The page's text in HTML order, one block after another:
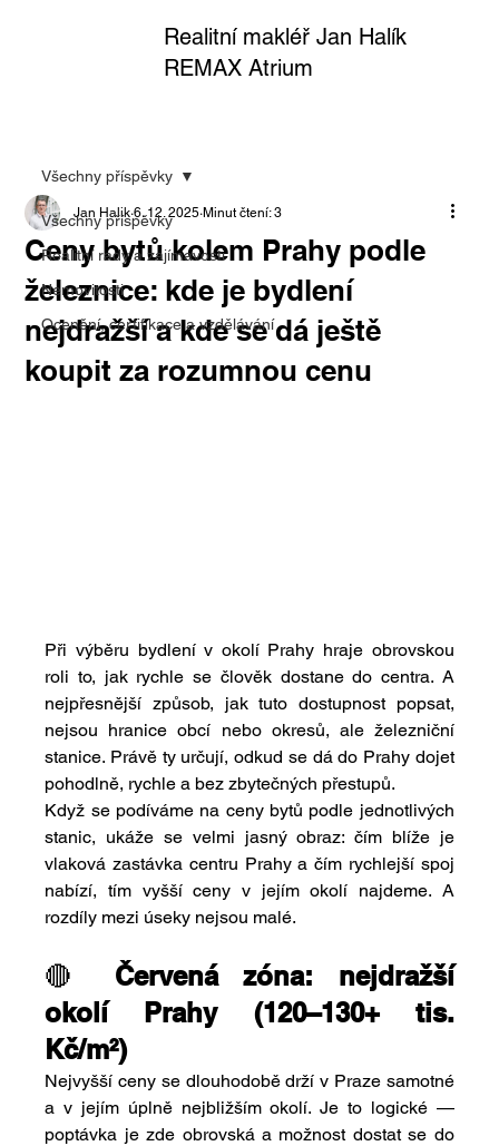
Realitní makléř Jan Halík
REMAX Atrium
Všechny příspěvky
Realitní rady a zajímavosti
Nemovitosti
Ocenění, certifikace a vzdělávání
Všechny příspěvky
Ceny bytů kolem Prahy podle
železnice: kde je bydlení
nejdražší a kde se dá ještě
koupit za rozumnou cenu
Jan Halik 6. 12. 2025 Minut čtení: 3
Při výběru bydlení v okolí Prahy hraje obrovskou
roli to, jak rychle se člověk dostane do centra. A
nejpřesnější způsob, jak tuto dostupnost popsat,
nejsou hranice obcí nebo okresů, ale železniční
stanice. Právě ty určují, odkud se dá do Prahy dojet
pohodlně, rychle a bez zbytečných přestupů.
Když se podíváme na ceny bytů podle jednotlivých
stanic, ukáže se velmi jasný obraz: čím blíže je
vlaková zastávka centru Prahy a čím rychlejší spoj
nabízí, tím vyšší ceny v jejím okolí najdeme. A
rozdíly mezi úseky nejsou malé.
🔴 Červená zóna: nejdražší
okolí Prahy (120–130+ tis.
Kč/m²)
Nejvyšší ceny se dlouhodobě drží v Praze samotné
a v jejím úplně nejbližším okolí. Je to logické —
poptávka je zde obrovská a možnost dostat se do